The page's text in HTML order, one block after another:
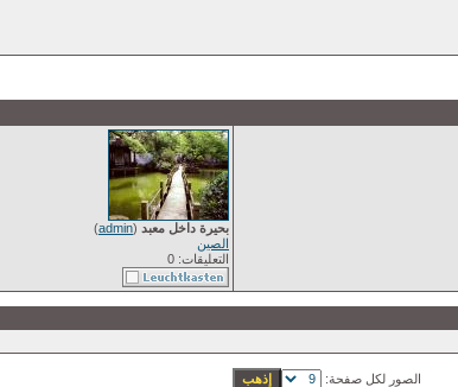
بحيرة داخل معبد (
admin
)
الصين
التعليقات: 0
الصور لكل صفحة: